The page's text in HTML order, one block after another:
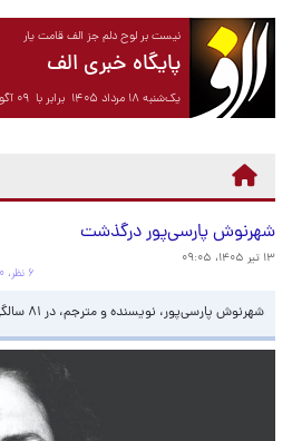
نیست بر لوح دلم جز الف قامت یار
پایگاه خبری الف
یک‌شنبه ۱۸ مرداد ۱۴۰۵ برابر با ۰۹ آگوست ۲۰۲۶
شهرنوش پارسی‌پور درگذشت
۱۳ تیر ۱۴۰۵، ۰۹:۰۵
۶ نظر، ۰ در صف انتشار و ۰ تکراری یا غیرقابل انتشار
شهرنوش پارسی‌پور، نویسنده و مترجم، در ۸۱ سالگی در آمریکا از دنیا رفت.